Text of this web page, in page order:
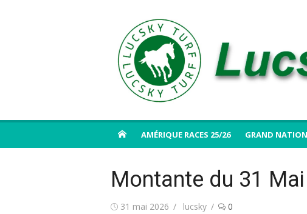
AMÉRIQUE RACES 25/26 GRAND
Montante du 31 Mai
Publié31 mai 2026 Auteur/autrice
lucsky 0